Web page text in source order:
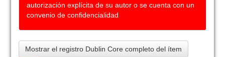
autorización explícita de su autor o se cuenta con un
convenio de confidencialidad
Mostrar el registro Dublin Core completo del ítem